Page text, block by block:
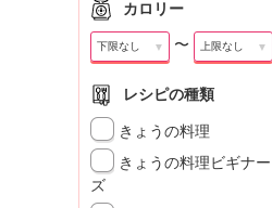
カロリー
▼ 〜 ▼
レシピの種類
きょうの料理
きょうの料理ビギナー
ズ